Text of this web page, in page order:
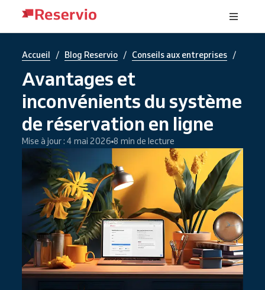
Accueil / Blog Reservio / Conseils aux entreprises /
Avantages et
inconvénients du système
de réservation en ligne
Mise à jour : 4 mai 2026 8 min de lecture